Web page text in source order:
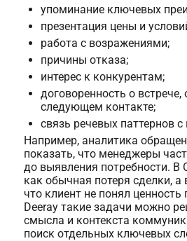
упоминание ключевых
презентация цены и
работа с возражениями;
причины отказа;
интерес к конкурентам;
договоренность о встрече,
следующем контакте;
связь речевых паттернов с
Например, аналитика
показать, что менеджеры
до выявления потребности. В
как обычная потеря сделки, а
что клиент не понял
Deeray такие задачи можно
смысла и контекста
поиск отдельных ключевых